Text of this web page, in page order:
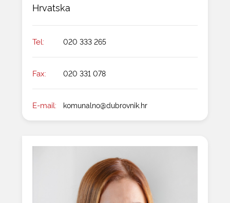
Hrvatska
Tel: 020 333 265
Fax: 020 331 078
E-mail: komunalno@dubrovnik.hr